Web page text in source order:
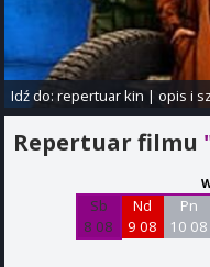
Idź do:repertuar kin |opis i
Repertuar filmu
Sb
8 08
Nd
9 08
Pn
10 08